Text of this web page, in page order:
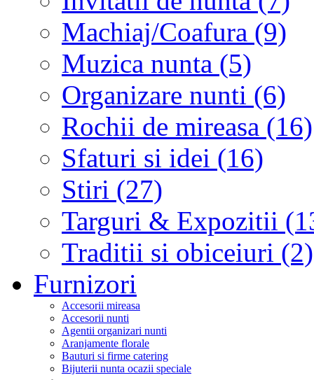
Machiaj/Coafura (9)
Muzica nunta (5)
Organizare nunti (6)
Rochii de mireasa (16)
Sfaturi si idei (16)
Stiri (27)
Targuri & Expozitii
Traditii si obiceiuri (2)
Furnizori
Accesorii mireasa
Accesorii nunti
Agentii organizari nunti
Aranjamente florale
Bauturi si firme catering
Bijuterii nunta ocazii speciale